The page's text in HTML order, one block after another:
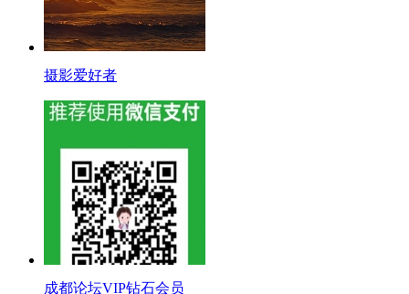
摄影爱好者
成都论坛VIP钻石会员